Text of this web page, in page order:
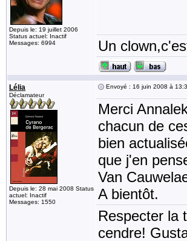
Depuis le: 19 juillet 2006
Status actuel: Inactif
Messages: 6994
Un
Lélia
Déclamateur
Depuis le: 28 mai 2008 Status
actuel: Inactif
Messages: 1550
Envoyé : 16 juin 2008 à
Merci
chacun de
bien
que j'en
Van
A bientôt.
Respecter la
cendre!